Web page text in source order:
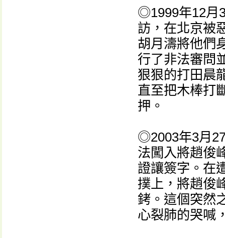
◎1999年12月
訪，在北京被
胡月濤將他們
行了非法審問
狠狠的打田晨
直至把木棒打
押。
◎2003年3月
法闖入將趙俊
證讓簽字。在
撲上，將趙俊
銬。這個突然
心裂肺的哭喊